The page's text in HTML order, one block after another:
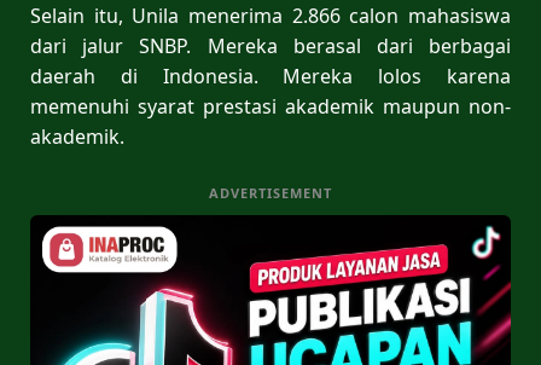
Selain itu, Unila menerima 2.866 calon mahasiswa
dari jalur SNBP. Mereka berasal dari berbagai
daerah di Indonesia. Mereka lolos karena
memenuhi syarat prestasi akademik maupun non-
akademik.
ADVERTISEMENT